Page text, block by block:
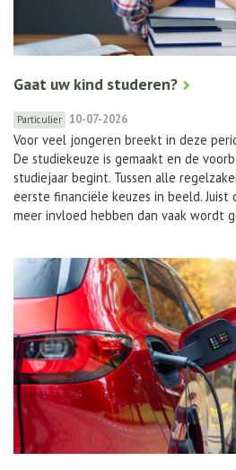
Gaat uw kind studeren?
Particulier 10-07-2026
Voor veel jongeren breekt in deze
De studiekeuze is gemaakt en de
studiejaar begint. Tussen alle
eerste financiële keuzes in beeld. Juist
meer invloed hebben dan vaak wordt